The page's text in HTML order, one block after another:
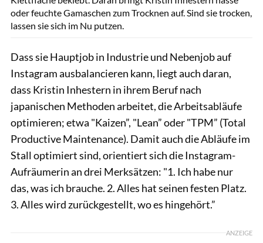
oder feuchte Gamaschen zum Trocknen auf. Sind sie trocken,
lassen sie sich im Nu putzen.
Dass sie Hauptjob in Industrie und Nebenjob auf
Instagram ausbalancieren kann, liegt auch daran,
dass Kristin Inhestern in ihrem Beruf nach
japanischen Methoden arbeitet, die Arbeitsabläufe
optimieren; etwa "Kaizen”, "Lean” oder "TPM” (Total
Productive Maintenance). Damit auch die Abläufe im
Stall optimiert sind, orientiert sich die Instagram-
Aufräumerin an drei Merksätzen: "1. Ich habe nur
das, was ich brauche. 2. Alles hat seinen festen Platz.
3. Alles wird zurückgestellt, wo es hingehört.”
ANZEIGE